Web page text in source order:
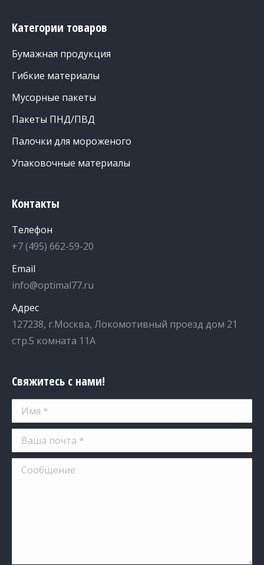
Категории товаров
Бумажная продукция
Гибкие материалы
Мусорные пакеты
Пакеты ПНД/ПВД
Палочки для мороженого
Упаковочные материалы
Контакты
Телефон
+7 (495) 662-59-20
Email
info@optimal77.ru
Адрес
127238, г.Москва, Локомотивный проезд дом 21
стр.5 комната 11А
Свяжитесь с нами!
Имя *
Ваша почта *
Сообщение